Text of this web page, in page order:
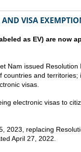
VISA
as EV) are now
Nam issued
and
visas.
electronic visas to
2023, replacing
April 27, 2022.